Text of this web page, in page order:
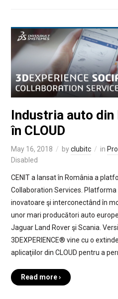
Industria auto din
în CLOUD
May 16, 2018 byclubitc in
Disabled
CENIT a lansat în România a
Collaboration Services.
inovatoare şi interconectând în
unor mari producători auto
Jaguar Land Rover şi Scania.
3DEXPERIENCE® vine cu o
aplicaţiilor din CLOUD pentru a
Read more ›